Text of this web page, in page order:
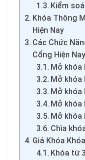
Kiểm
Khóa Thông
Hiện Nay
Các Chức
Cổng Hiện Nay
Mở khóa
Mở khóa
Mở
Mở khóa
Mở khóa
Chìa
Giá Khóa
Khóa từ